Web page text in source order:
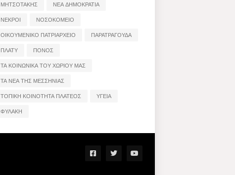
ΜΗΤΣΟΤΑΚΗΣ
ΝΕΑ ΔΗΜΟΚΡΑΤΙΑ
ΝΕΚΡΟΙ
ΝΟΣΟΚΟΜΕΙΟ
ΟΙΚΟΥΜΕΝΙΚΟ ΠΑΤΡΙΑΡΧΕΙΟ
ΠΑΡΑΤΡΑΓΟΥΔΑ
ΠΛΑΤΥ
ΠΟΝΟΣ
ΤΑ ΚΟΙΝΩΝΙΚΑ ΤΟΥ ΧΩΡΙΟΥ ΜΑΣ
ΤΑ ΝΕΑ ΤΗΣ ΜΕΣΣΗΝΙΑΣ
ΤΟΠΙΚΗ ΚΟΙΝΟΤΗΤΑ ΠΛΑΤΕΟΣ
ΥΓΕΙΑ
ΦΥΛΑΚΗ